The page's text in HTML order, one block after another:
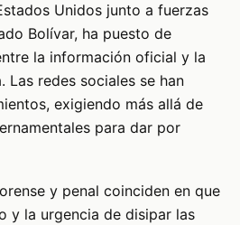
Unidos junto a fuerzas
Bolívar, ha puesto de
la información oficial y la
Las redes sociales se han
exigiendo más allá de
para dar por
y penal coinciden en que
y la urgencia de disipar las